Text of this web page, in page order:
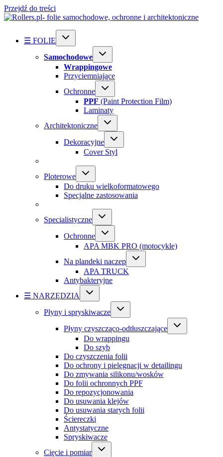
Przejdź do treści
☰ FOLIE
Samochodowe
Wrappingowe
Przyciemniające
Ochronne
PPF (Paint Protection Film)
Laminaty
Architektoniczne
Dekoracyjne
Cover Styl
Ploterowe
Do druku wielkoformatowego
Specjalne zastosowania
Specialistyczne
Ochronne
APA MBK PRO (motocykle)
Na plandeki naczep
APA TRUCK
Antybakteryjne
☰ NARZĘDZIA
Płyny i spryskiwacze
Płyny czyszcząco-odtłuszczające
Do wrappingu
Do szyb
Do czyszczenia folii
Do ochrony i pielęgnacji w detailingu
Do zmywania silikonu/wosków
Do folii ochronnych PPF
Do repozycjonowania
Do usuwania klejów
Do usuwania starych folii
Ściereczki
Antystatyczne
Spryskiwacze
Cięcie i pomiar